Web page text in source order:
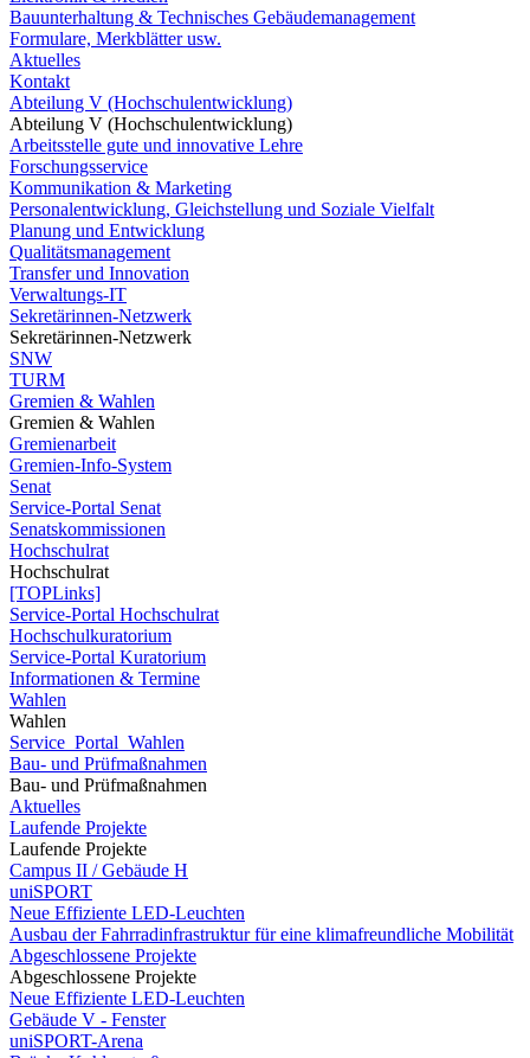
Bauunterhaltung & Technisches Gebäudemanagement
Formulare, Merkblätter usw.
Aktuelles
Kontakt
Abteilung V (Hochschulentwicklung)
Abteilung V (Hochschulentwicklung)
Arbeitsstelle gute und innovative Lehre
Forschungsservice
Kommunikation & Marketing
Personalentwicklung, Gleichstellung und Soziale Vielfalt
Planung und Entwicklung
Qualitätsmanagement
Transfer und Innovation
Verwaltungs-IT
Sekretärinnen-Netzwerk
Sekretärinnen-Netzwerk
SNW
TURM
Gremien & Wahlen
Gremien & Wahlen
Gremienarbeit
Gremien-Info-System
Senat
Service-Portal Senat
Senatskommissionen
Hochschulrat
Hochschulrat
[TOPLinks]
Service-Portal Hochschulrat
Hochschulkuratorium
Service-Portal Kuratorium
Informationen & Termine
Wahlen
Wahlen
Service_Portal_Wahlen
Bau- und Prüfmaßnahmen
Bau- und Prüfmaßnahmen
Aktuelles
Laufende Projekte
Laufende Projekte
Campus II / Gebäude H
uniSPORT
Neue Effiziente LED-Leuchten
Ausbau der Fahrradinfrastruktur für eine klimafreundliche Mobilität
Abgeschlossene Projekte
Abgeschlossene Projekte
Neue Effiziente LED-Leuchten
Gebäude V - Fenster
uniSPORT-Arena